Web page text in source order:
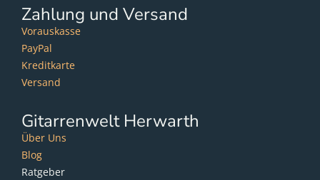
Zahlung und Versand
Vorauskasse
PayPal
Kreditkarte
Versand
Gitarrenwelt Herwarth
Über Uns
Blog
Ratgeber